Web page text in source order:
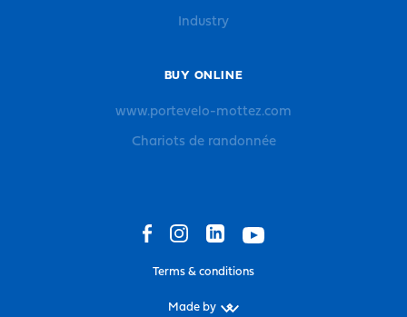
Industry
BUY ONLINE
www.portevelo-mottez.com
Chariots de randonnée
Terms & conditions
Made by